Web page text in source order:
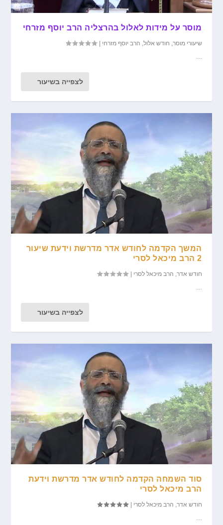
מוסר על מידות לאלול בהרצליה הרב יוסף מזרחי
שיעורי מוסר, חודש אלול, הרב יוסף מזרחי |
...
לצפייה בשיעור
המשך הקדמה לחודש אדר מדרשת וידעת שיעור
2 הרב מיכאל לסרי
חודש אדר, הרב מיכאל לסרי |
לצפייה בשיעור
סוד השמחה הקדמה לחודש אדר מדרשת וידעת
הרב מיכאל לסרי
חודש אדר, הרב מיכאל לסרי |